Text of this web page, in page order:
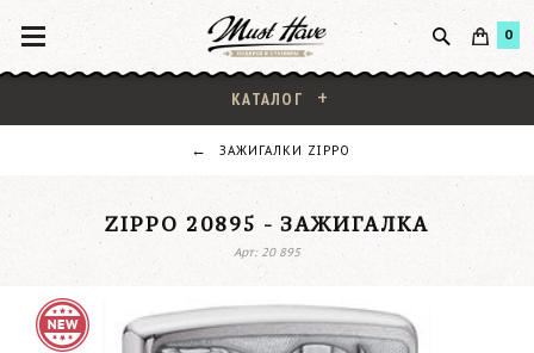
0
КАТАЛОГ
ЗАЖИГАЛКИ ZIPPO
ZIPPO 20895 - ЗАЖИГАЛКА
Арт: 20 895